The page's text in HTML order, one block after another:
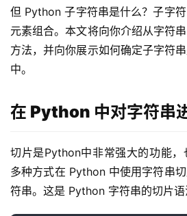
但 Python 子字符串是什么？子字
元素组合。本文将向你介绍从字符
方法，并向你展示如何确定子字符
中。
在 Python 中对字符串
切片是Python中非常强大的功能
多种方式在 Python 中使用字符串
符串。这是 Python 字符串的切片语